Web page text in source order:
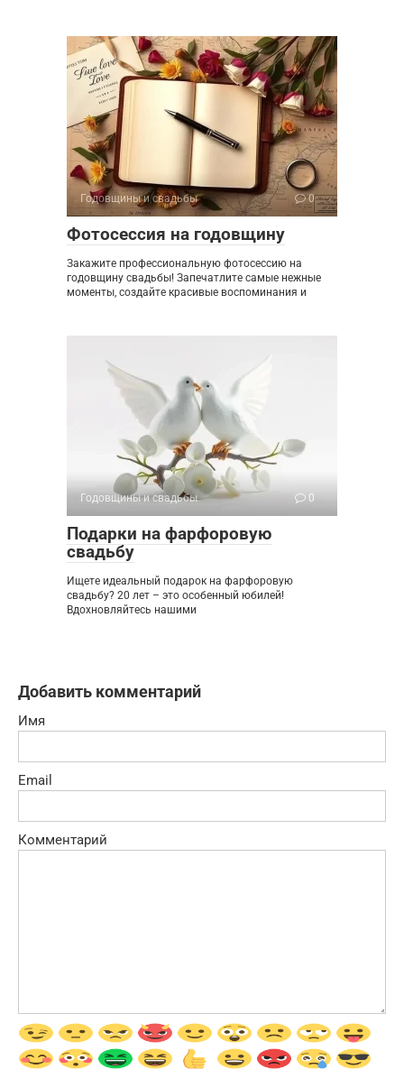
Годовщины и свадьбы 0
Фотосессия на годовщину
Закажите профессиональную фотосессию на
годовщину свадьбы! Запечатлите самые нежные
моменты, создайте красивые воспоминания и
Годовщины и свадьбы 0
Подарки на фарфоровую
свадьбу
Ищете идеальный подарок на фарфоровую
свадьбу? 20 лет – это особенный юбилей!
Вдохновляйтесь нашими
Добавить комментарий
Имя
Email
Комментарий